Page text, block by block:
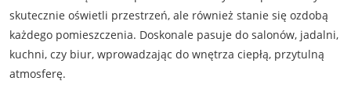
skutecznie oświetli przestrzeń, ale również stanie się ozdobą
każdego pomieszczenia. Doskonale pasuje do salonów, jadalni,
kuchni, czy biur, wprowadzając do wnętrza ciepłą, przytulną
atmosferę.